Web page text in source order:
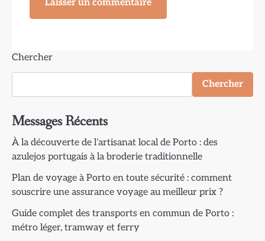
Chercher
Chercher
Messages Récents
À la découverte de l’artisanat local de Porto : des
azulejos portugais à la broderie traditionnelle
Plan de voyage à Porto en toute sécurité : comment
souscrire une assurance voyage au meilleur prix ?
Guide complet des transports en commun de Porto :
métro léger, tramway et ferry